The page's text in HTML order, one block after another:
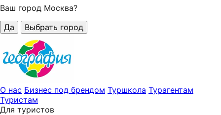
Ваш город Москва?
Да
Выбрать город
О нас Бизнес под брендом Туршкола Турагентам
Туристам
Для туристов